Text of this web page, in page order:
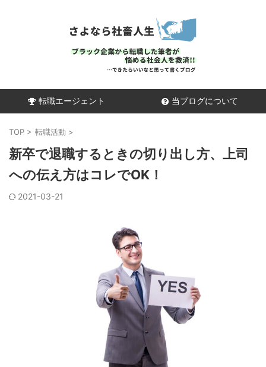
転職エージェント 当ブログについて
TOP > 転職活動 >
新卒で退職するときの切り出し方、上司
への伝え方はコレでOK！
2021-03-21